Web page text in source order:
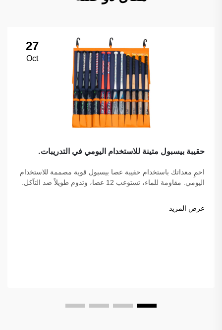
27
Oct
حقيبة بيسبول متينة للاستخدام اليومي في التدريبات.
احمِ معداتك باستخدام حقيبة عصا بيسبول قوية مصممة للاستخدام
اليومي. مقاومة للماء، تستوعب 12 عصا، وتدوم طويلاً ضد التآكل.
عرض المزيد